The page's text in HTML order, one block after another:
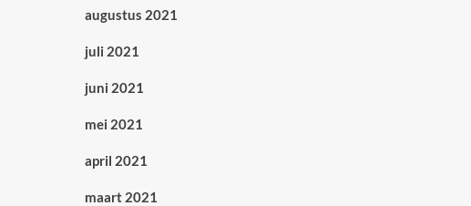
augustus 2021
juli 2021
juni 2021
mei 2021
april 2021
maart 2021